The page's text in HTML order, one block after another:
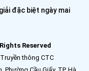
đặc biệt ngày mai
Reserved
thông CTC